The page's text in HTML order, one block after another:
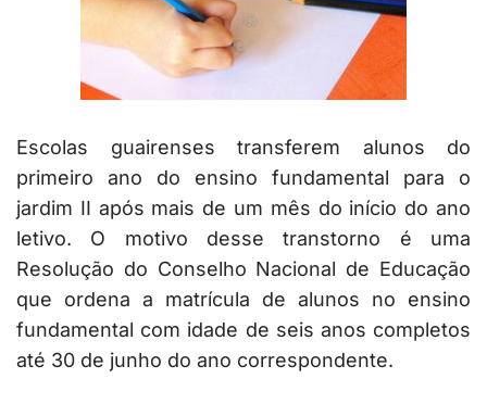
Escolas guairenses transferem alunos do
primeiro ano do ensino fundamental para o
jardim II após mais de um mês do início do ano
letivo. O motivo desse transtorno é uma
Resolução do Conselho Nacional de Educação
que ordena a matrícula de alunos no ensino
fundamental com idade de seis anos completos
até 30 de junho do ano correspondente.